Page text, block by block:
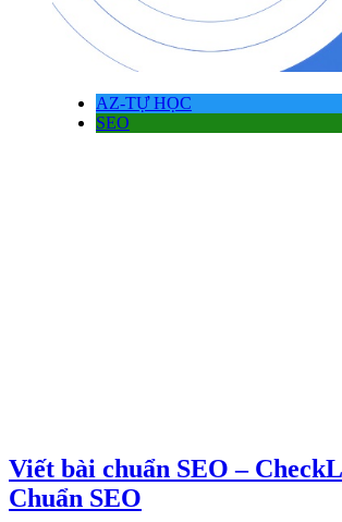
AZ-TỰ HỌC
SEO
Viết bài chuẩn SEO –
Chuẩn SEO